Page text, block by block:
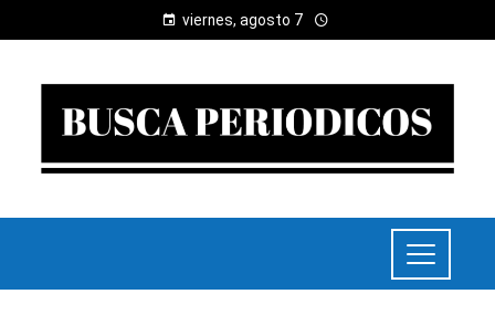
viernes, agosto 7